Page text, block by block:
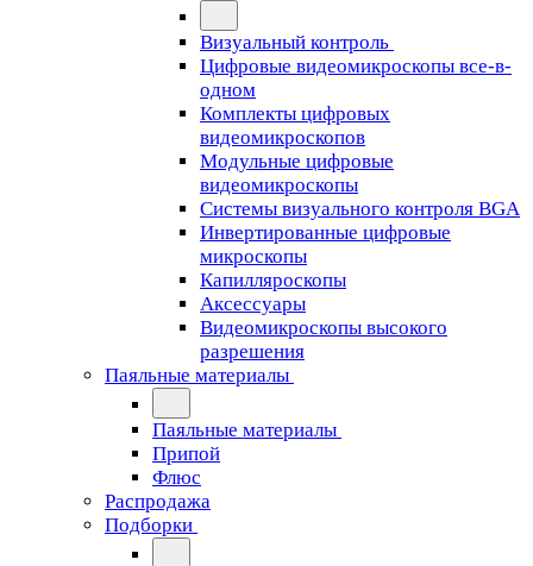
Визуальный контроль
Цифровые видеомикроскопы все-в-
одном
Комплекты цифровых
видеомикроскопов
Модульные цифровые
видеомикроскопы
Cистемы визуального контроля BGA
Инвертированные цифровые
микроскопы
Капилляроскопы
Аксессуары
Видеомикроскопы высокого
разрешения
Паяльные материалы
Паяльные материалы
Припой
Флюс
Распродажа
Подборки